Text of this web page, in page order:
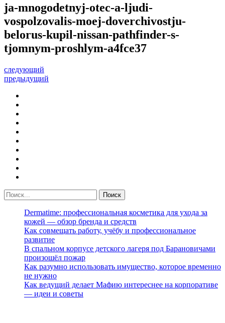
ja-mnogodetnyj-otec-a-ljudi-
vospolzovalis-moej-doverchivostju-
belorus-kupil-nissan-pathfinder-s-
tjomnym-proshlym-a4fce37
следующий
предыдущий
Dermatime: профессиональная косметика для ухода за
кожей — обзор бренда и средств
Как совмещать работу, учёбу и профессиональное
развитие
В спальном корпусе детского лагеря под Барановичами
произошёл пожар
Как разумно использовать имущество, которое временно
не нужно
Как ведущий делает Мафию интереснее на корпоративе
— идеи и советы